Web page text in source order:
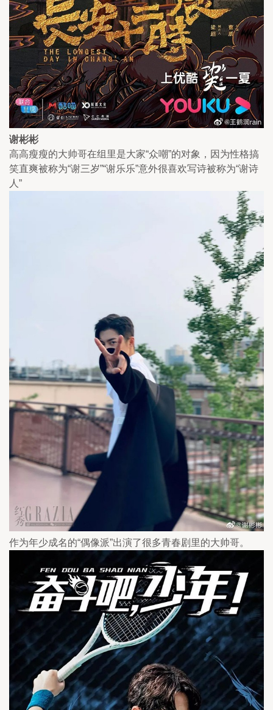
谢彬彬
高高瘦瘦的大帅哥在组里是大家“众嘲”的对象，因为性格搞
笑直爽被称为“谢三岁”“谢乐乐”意外很喜欢写诗被称为“谢诗
人”
作为年少成名的“偶像派”出演了很多青春剧里的大帅哥。